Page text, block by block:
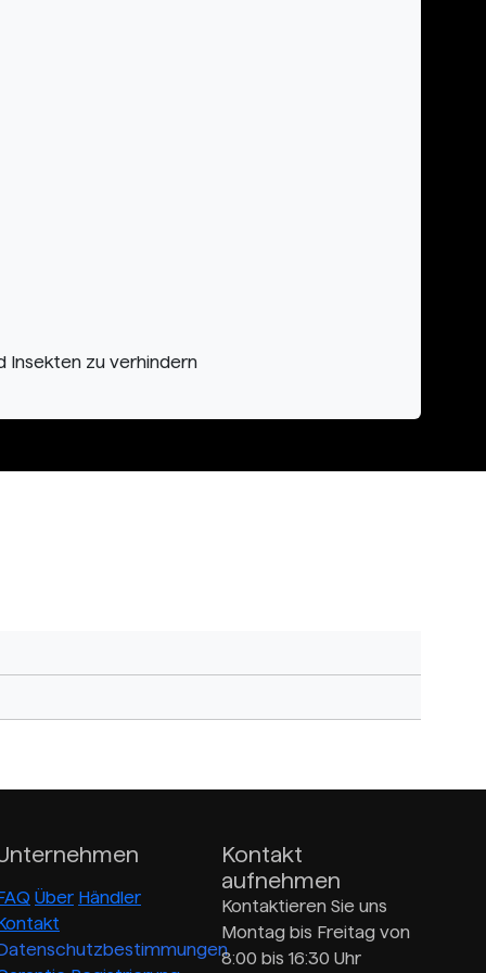
Insekten zu verhindern
Über Händler
Kontakt
aufnehmen
Kontaktieren Sie uns
Montag bis Freitag von
8:00 bis 16:30 Uhr